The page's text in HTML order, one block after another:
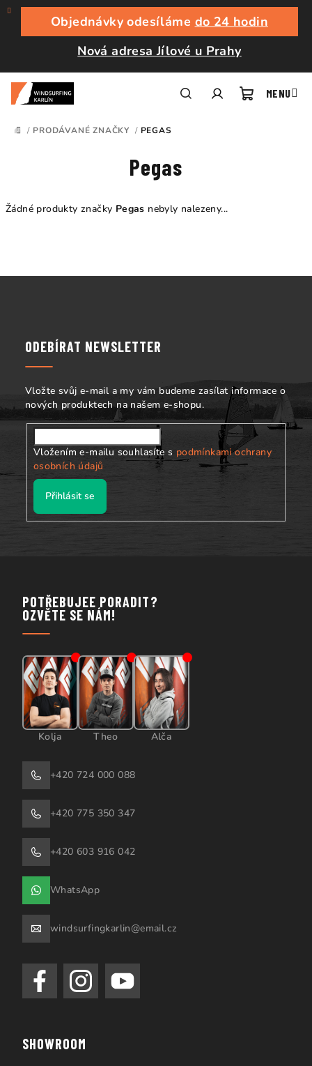
Přejít
obsah
Objednávky odesíláme do 24 hodin
Nová adresa Jílové u Prahy
DOMŮ
/ PRODÁVANÉ ZNAČKY / PEGAS
Pegas
Žádné produkty značky Pegas nebyly nalezeny...
ODEBÍRAT NEWSLETTER
Vložte svůj e-mail a my vám budeme zasílat informace o
nových produktech na našem e-shopu.
Vložením e-mailu souhlasíte s podmínkami ochrany
osobních údajů
Přihlásit se
POTŘEBUJEE PORADIT?
OZVĚTE SE NÁM!
Kolja Theo Alča
+420 724 000 088
+420 775 350 347
+420 603 916 042
WhatsApp
windsurfingkarlin@email.cz
SHOWROOM